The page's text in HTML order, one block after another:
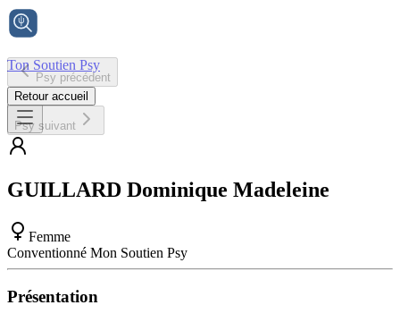
Ton Soutien Psy
Accueil
Psy précédent
Retour accueil
Psy suivant
GUILLARD Dominique Madeleine
Femme
Conventionné Mon Soutien Psy
Présentation